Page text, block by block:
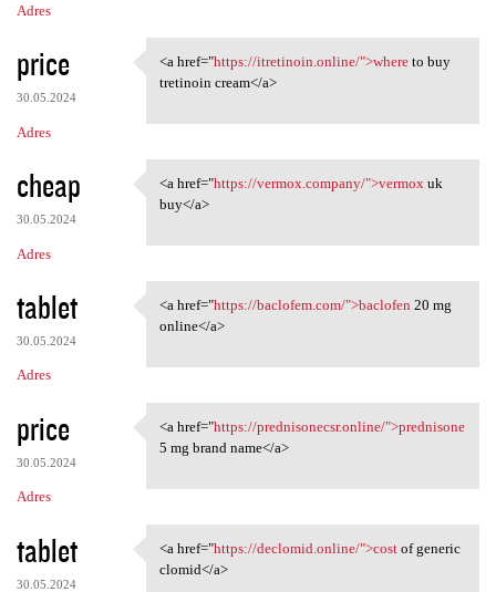
Adres
price
30.05.2024
Adres
<a href="https://itretinoin
<a href="https://itretinoin.online/">whereto buy
tretinoin cream</a>
cheap
30.05.2024
Adres
<a href="https://vermox
<a href="https://vermox.company/">vermoxuk
buy</a>
tablet
30.05.2024
Adres
<a href="https://baclofem.com
<a href="https://baclofem.com/">baclofen 20 mg
online</a>
price
30.05.2024
Adres
<a href="https:/
<a href="https://prednisonecsr.online/">prednisone
5 mg brand name</a>
tablet
30.05.2024
<a href="https://declomid
<a href="https://declomid.online/">costof generic
clomid</a>